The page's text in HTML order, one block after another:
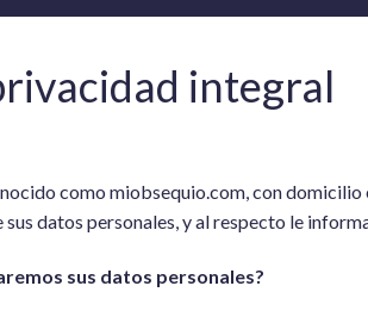
integral
como miobsequio.com, con
datos personales, y al respecto le
sus datos personales?